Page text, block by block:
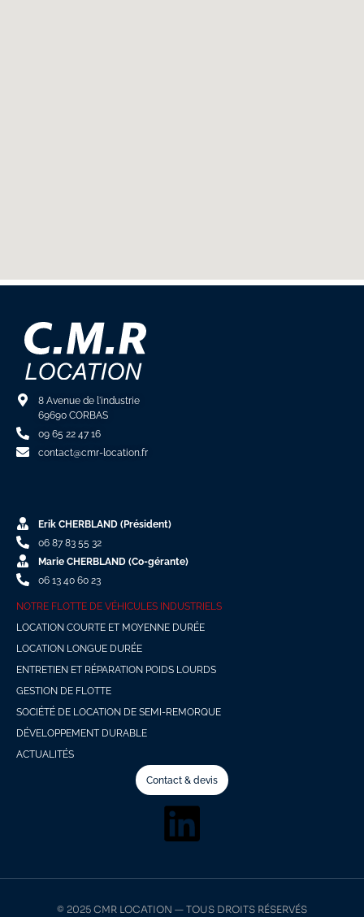
8 Avenue de l'industrie
69690 CORBAS
09 65 22 47 16
contact@cmr-location.fr
Erik CHERBLAND (Président)
06 87 83 55 32
Marie CHERBLAND (Co-gérante)
06 13 40 60 23
NOTRE FLOTTE DE VÉHICULES INDUSTRIELS
LOCATION COURTE ET MOYENNE DURÉE
LOCATION LONGUE DURÉE
ENTRETIEN ET RÉPARATION POIDS LOURDS
GESTION DE FLOTTE
SOCIÉTÉ DE LOCATION DE SEMI-REMORQUE
DÉVELOPPEMENT DURABLE
ACTUALITÉS
Contact & devis
© 2025 CMR LOCATION — TOUS DROITS RÉSERVÉS